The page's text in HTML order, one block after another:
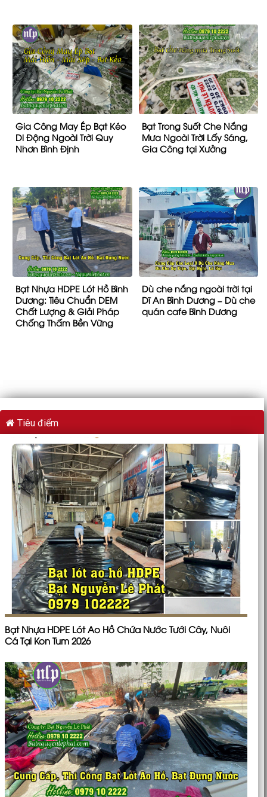
Gia Công May Ép Bạt Kéo
Di Động Ngoài Trời Quy
Nhơn Bình Định
Bạt Trong Suốt Che Nắng
Mưa Ngoài Trời Lấy Sáng,
Gia Công tại Xưởng
Bạt Nhựa HDPE Lót Hồ Bình
Dương: Tiêu Chuẩn DEM
Chất Lượng & Giải Pháp
Chống Thấm Bền Vững
Dù che nắng ngoài trời tại
Dĩ An Bình Dương – Dù che
quán cafe Bình Dương
Tiêu điểm
Bạt Nhựa HDPE Lót Ao Hồ Chứa Nước Tưới Cây, Nuôi
Cá Tại Kon Tum 2026